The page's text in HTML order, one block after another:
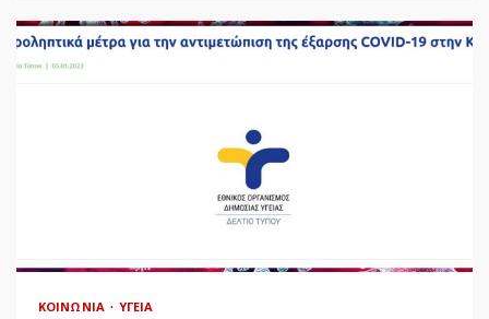
ΚΟΙΝΩΝΊΑ ΥΓΕΊΑ